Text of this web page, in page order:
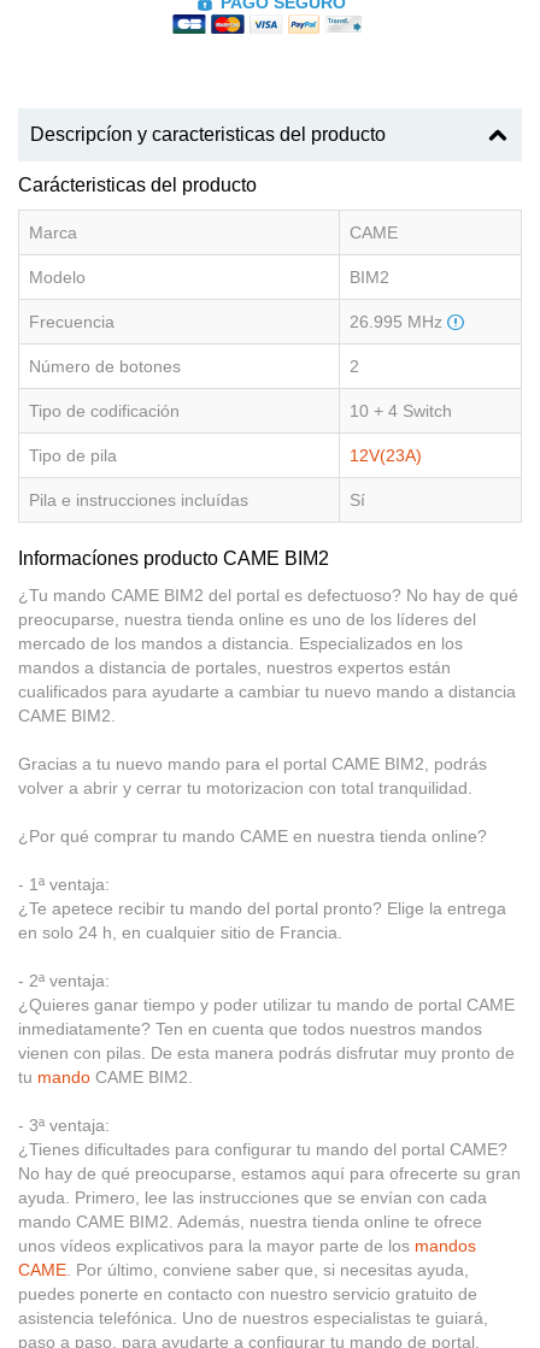
Descripcíon y caracteristicas del producto
Carácteristicas del producto
Marca CAME
Modelo BIM2
Frecuencia 26.995 MHz
Número de botones 2
Tipo de codificación 10 + 4 Switch
Tipo de pila 12V(23A)
Pila e instrucciones incluídas Sí
Informacíones producto CAME BIM2
¿Tu mando CAME BIM2 del portal es defectuoso? No hay de qué
preocuparse, nuestra tienda online es uno de los líderes del
mercado de los mandos a distancia. Especializados en los
mandos a distancia de portales, nuestros expertos están
cualificados para ayudarte a cambiar tu nuevo mando a distancia
CAME BIM2.
Gracias a tu nuevo mando para el portal CAME BIM2, podrás
volver a abrir y cerrar tu motorizacion con total tranquilidad.
¿Por qué comprar tu mando CAME en nuestra tienda online?
- 1ª ventaja:
¿Te apetece recibir tu mando del portal pronto? Elige la entrega
en solo 24 h, en cualquier sitio de Francia.
- 2ª ventaja:
¿Quieres ganar tiempo y poder utilizar tu mando de portal CAME
inmediatamente? Ten en cuenta que todos nuestros mandos
vienen con pilas. De esta manera podrás disfrutar muy pronto de
tu mando CAME BIM2.
- 3ª ventaja:
¿Tienes dificultades para configurar tu mando del portal CAME?
No hay de qué preocuparse, estamos aquí para ofrecerte su gran
ayuda. Primero, lee las instrucciones que se envían con cada
mando CAME BIM2. Además, nuestra tienda online te ofrece
unos vídeos explicativos para la mayor parte de los mandos
CAME. Por último, conviene saber que, si necesitas ayuda,
puedes ponerte en contacto con nuestro servicio gratuito de
asistencia telefónica. Uno de nuestros especialistas te guiará,
paso a paso, para ayudarte a configurar tu mando de portal.